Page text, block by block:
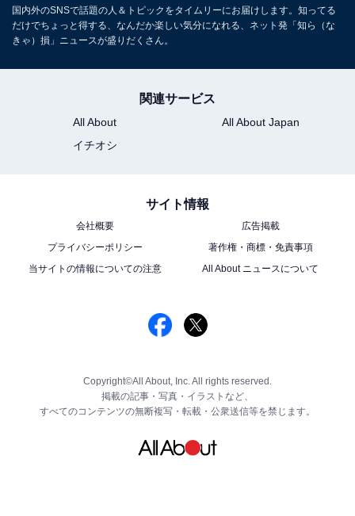
国内外のSNSで話題の人＆トピックをタイムリーにお届けします。知ってる
だけでちょっと得する、なんだか楽しい気分になれる、ネット発「知ら（な
きゃ）損」ニュースが盛りだくさん。
関連サービス
All About
All About Japan
イチオシ
サイト情報
会社概要
広告掲載
プライバシーポリシー
著作権・商標・免責事項
当サイトの情報についての注意
All About ニュースについて
Copyright©All About, Inc. All rights reserved.
掲載の記事・写真・イラストなど、
すべてのコンテンツの無断複写・転載・公衆送信等を禁じます。